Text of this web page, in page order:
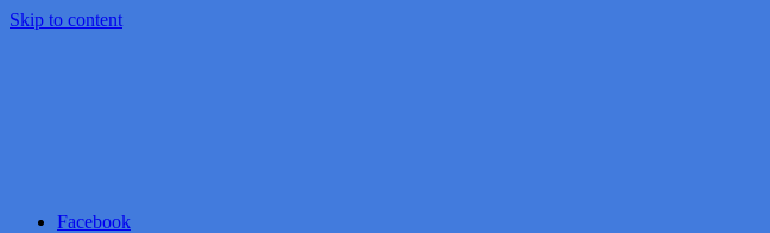
Skip to content
Facebook